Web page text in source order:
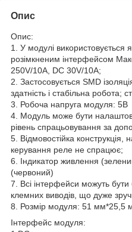
Опис
Опис:
1. У модулі використовується
розімкненим інтерфейсом
250V/10A, DC 30V/10A;
2. Застосовується SMD
здатність і стабільна
3. Робоча напруга модуля: 5В
4. Модуль може бути
рівень спрацьовування за
5. Відмовостійка конструкція,
керування реле не спрацює;
6. Індикатор живлення
(червоний)
7. Всі інтерфейси можуть
клемних виводів, що дуже
8. Розмір модуля: 51 мм*25,5
Інтерфейс модуля: